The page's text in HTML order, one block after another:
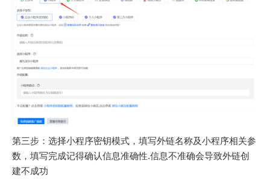
第三步：选择小程序密钥模式，填写外链名称及小程序相关参
数，填写完成记得确认信息准确性.信息不准确会导致外链创
建不成功